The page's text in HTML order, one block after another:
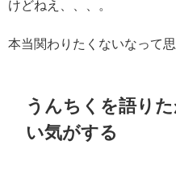
けどねえ、、、。
本当関わりたくないなって
うんちくを語り
い気がする